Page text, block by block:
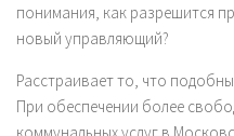
понимания, как разрешится
новый управляющий?
Расстраивает то, что
При обеспечении более